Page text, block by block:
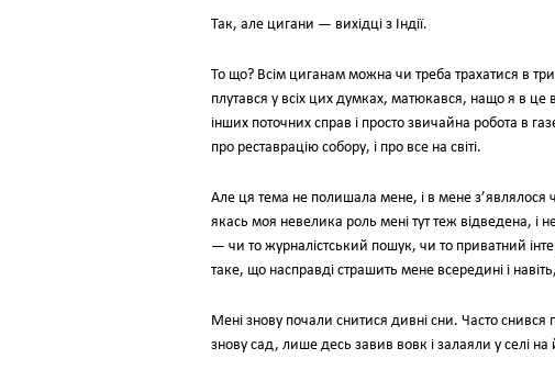
Так, але цигани — вихідці з Індії.
To що? Всім циганам можна чи треба трахатися в
плутався у всіх цих думках, матюкався, нащо я в
інших поточних справ і просто звичайна робота в
про реставрацію собору, і про все на світі.
Але ця тема не полишала мене, і в мене з’являлося
якась моя невелика роль мені тут теж відведена,
— чи то журналістський пошук, чи то приватний
таке, що насправді страшить мене всередині і
Мені знову почали снитися дивні сни. Часто
знову сад, лише десь завив вовк і залаяли у селі на